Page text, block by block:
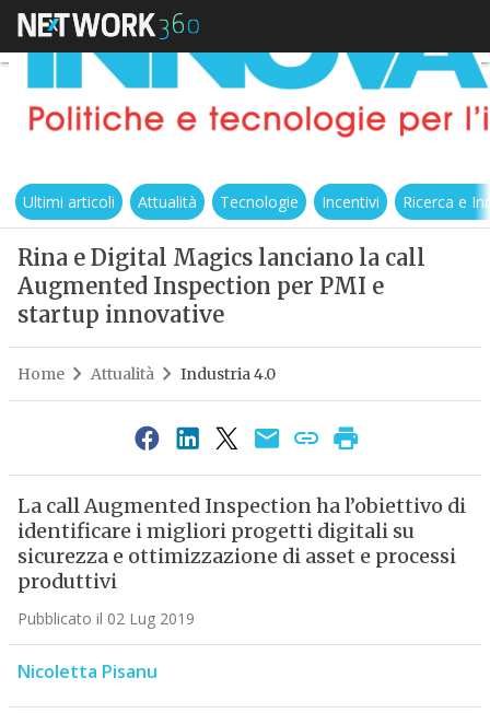
Ultimi articoli Attualità Tecnologie Incentivi Ricerca e
Rina e Digital Magics lanciano la call
Augmented Inspection per PMI e
startup innovative
Home Attualità Industria 4.0
La call Augmented Inspection ha l’obiettivo di
identificare i migliori progetti digitali su
sicurezza e ottimizzazione di asset e processi
produttivi
Pubblicato il 02 Lug 2019
Nicoletta Pisanu